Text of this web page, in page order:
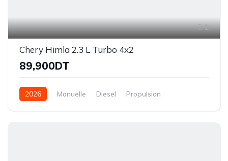
1
Chery Himla 2.3 L Turbo 4x2
89,900DT
2026 Manuelle Diesel Propulsion